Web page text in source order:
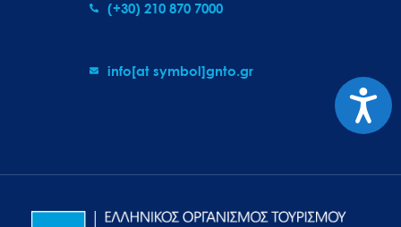
(+30) 210 870 7000
info[at symbol]gnto.gr